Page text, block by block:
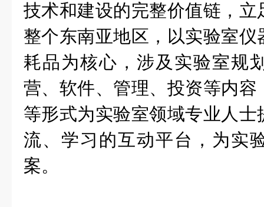
技术和建设的完整价值链，
整个东南亚地区，以实验室
耗品为核心，涉及实验室规
营、软件、管理、投资等内
等形式为实验室领域专业人
流、学习的互动平台，为实
案。